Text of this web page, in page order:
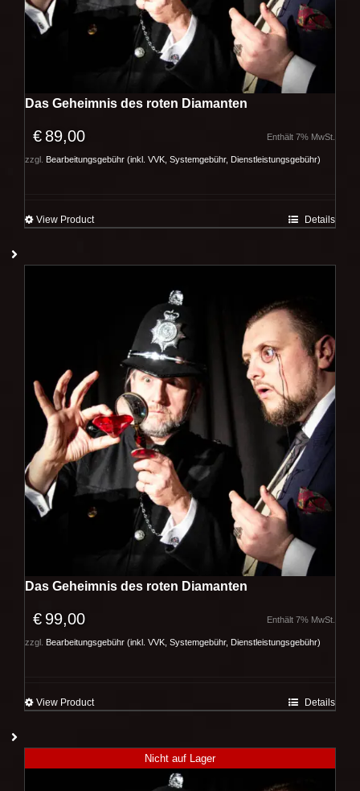
Das Geheimnis des roten Diamanten
€ 89,00 Enthält 7% MwSt.
zzgl. Bearbeitungsgebühr (inkl. VVK, Systemgebühr, Dienstleistungsgebühr)
View Product Details
Das Geheimnis des roten Diamanten
€ 99,00 Enthält 7% MwSt.
zzgl. Bearbeitungsgebühr (inkl. VVK, Systemgebühr, Dienstleistungsgebühr)
View Product Details
Nicht auf Lager